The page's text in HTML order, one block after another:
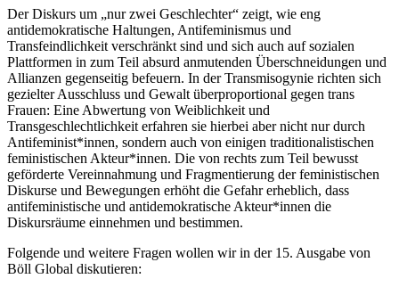
Der Diskurs um „nur zwei Geschlechter“ zeigt, wie eng
antidemokratische Haltungen, Antifeminismus und
Transfeindlichkeit verschränkt sind und sich auch auf sozialen
Plattformen in zum Teil absurd anmutenden Überschneidungen und
Allianzen gegenseitig befeuern. In der Transmisogynie richten sich
gezielter Ausschluss und Gewalt überproportional gegen trans
Frauen: Eine Abwertung von Weiblichkeit und
Transgeschlechtlichkeit erfahren sie hierbei aber nicht nur durch
Antifeminist*innen, sondern auch von einigen traditionalistischen
feministischen Akteur*innen. Die von rechts zum Teil bewusst
geförderte Vereinnahmung und Fragmentierung der feministischen
Diskurse und Bewegungen erhöht die Gefahr erheblich, dass
antifeministische und antidemokratische Akteur*innen die
Diskursräume einnehmen und bestimmen.
Folgende und weitere Fragen wollen wir in der 15. Ausgabe von
Böll Global diskutieren: